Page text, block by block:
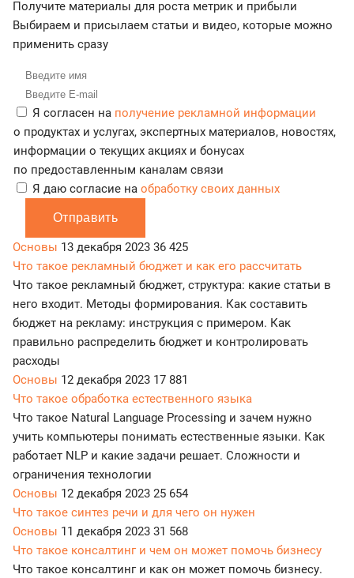
Получите материалы для роста метрик и прибыли
Выбираем и присылаем статьи и видео, которые можно
применить сразу
Я согласен на получение рекламной информации
о продуктах и услугах, экспертных материалов, новостях,
информации о текущих акциях и бонусах
по предоставленным каналам связи
Я даю согласие на обработку своих данных
Отправить
Основы 13 декабря 2023 36 425
Что такое рекламный бюджет и как его рассчитать
Что такое рекламный бюджет, структура: какие статьи в
него входит. Методы формирования. Как составить
бюджет на рекламу: инструкция с примером. Как
правильно распределить бюджет и контролировать
расходы
Основы 12 декабря 2023 17 881
Что такое обработка естественного языка
Что такое Natural Language Processing и зачем нужно
учить компьютеры понимать естественные языки. Как
работает NLP и какие задачи решает. Сложности и
ограничения технологии
Основы 12 декабря 2023 25 654
Что такое синтез речи и для чего он нужен
Основы 11 декабря 2023 31 568
Что такое консалтинг и чем он может помочь бизнесу
Что такое консалтинг и как он может помочь бизнесу.